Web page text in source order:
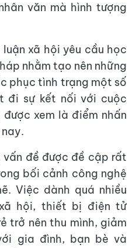
văn mà hình tượng
xã hội yêu cầu học
nhằm tạo nên những
phục tình trạng một số
đi sự kết nối với cuộc
xem là điểm nhấn
vấn đề được đề cập rất
bối cảnh công nghệ
Việc dành quá nhiều
hội, thiết bị điện tử
trở nên thu mình, giảm
gia đình, bạn bè và